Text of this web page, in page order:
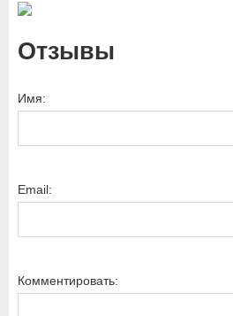
Отзывы
Имя:
Email:
Комментировать: